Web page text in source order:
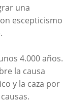
una
escepticismo
4.000 años.
la causa
y la caza por